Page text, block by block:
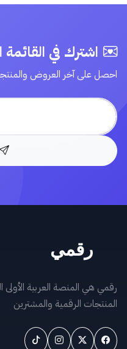
اشترك في القائمة
احصل على آخر العروض
رقمي هي المنصة العربية
المنتجات الرقمية والمشترين